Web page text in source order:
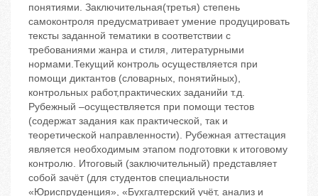
понятиями. Заключительная(третья) степень
самоконтроля предусматривает умение продуцировать
тексты заданной тематики в соответствии с
требованиями жанра и стиля, литературными
нормами.Текущий контроль осуществляется при
помощи диктантов (словарных, понятийных),
контрольных работ,практических заданийи т.д.
Рубежный –осуществляется при помощи тестов
(содержат задания как практической, так и
теоретической направленности). Рубежная аттестация
является необходимым этапом подготовки к итоговому
контролю. Итоговый (заключительный) представляет
собой зачёт (для студентов специальности
«Юриспруденция», «Бухгалтерский учёт, анализ и